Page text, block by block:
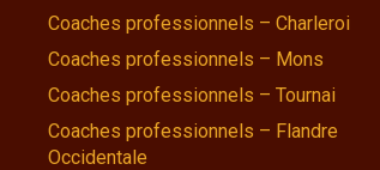
Coaches professionnels – Charleroi
Coaches professionnels – Mons
Coaches professionnels – Tournai
Coaches professionnels – Flandre
Occidentale